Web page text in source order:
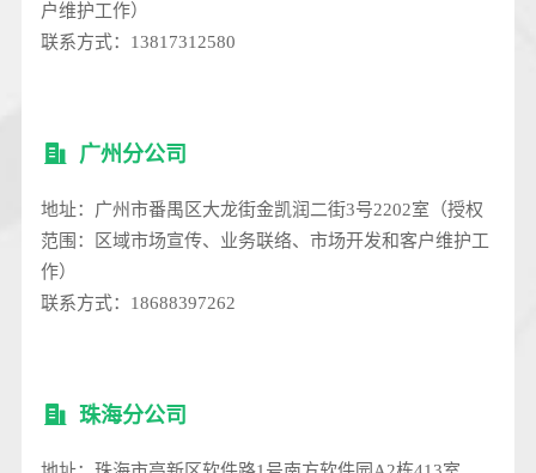
户维护工作）
联系方式：13817312580
广州分公司
地址：广州市番禺区大龙街金凯润二街3号2202室（授权
范围：区域市场宣传、业务联络、市场开发和客户维护工
作）
联系方式：18688397262
珠海分公司